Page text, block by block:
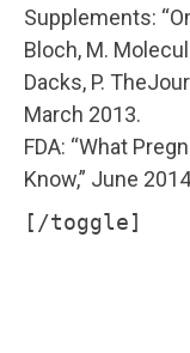
Supplements:
Bloch, M.
Dacks, P.
March 2013.
FDA: “What
Know,” June
[/toggle]